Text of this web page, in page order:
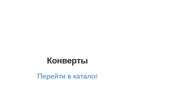
Конверты
Перейти в каталог